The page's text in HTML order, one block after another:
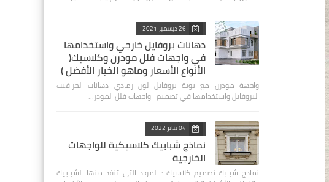
26 ديسمبر 2021
دهانات بروفايل خارجي واستخدامها
في واجهات فلل مودرن وكلاسيك(
الأنواع الأسعار وماهو الخيار الأفضل )
واجهة مودرن مع بوية بروفايل لون رمادي دهانات الجرافيت
البروفايل واستخدامها في تصميم واجهات فلل المودر…
04 يناير 2022
نماذج شبابيك كلاسيكية للواجهات
الخارجية
نماذج شبابك تصميم كلاسيك : المواد التي تنفذ منها الشبابيك